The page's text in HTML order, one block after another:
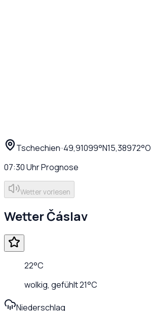
Tschechien··49,91099°N15,38972°O
07:30UhrPrognose
Wetter vorlesen
WetterČáslav
22°C
wolkig, gefühlt21°C
Niederschlag